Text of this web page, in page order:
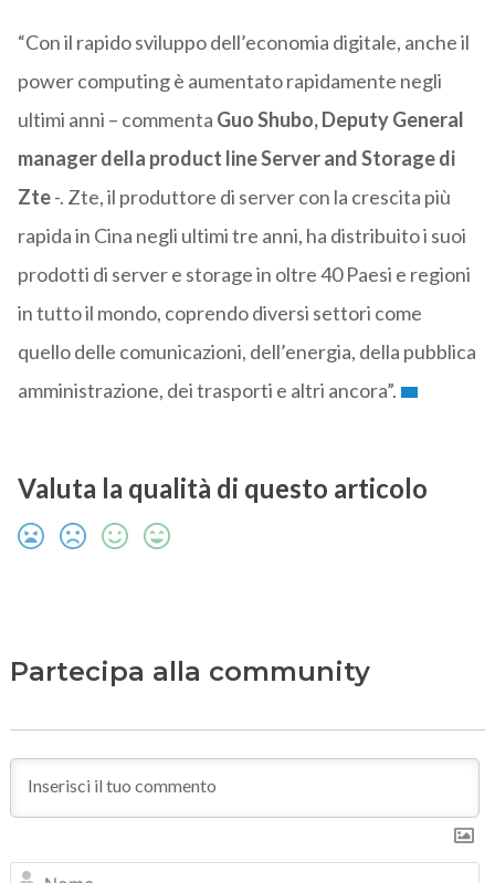
“Con il rapido sviluppo dell’economia digitale, anche il
power computing è aumentato rapidamente negli
ultimi anni – commenta Guo Shubo, Deputy General
manager della product line Server and Storage di
Zte-. Zte, il produttore di server con la crescita più
rapida in Cina negli ultimi tre anni, ha distribuito i suoi
prodotti di server e storage in oltre 40 Paesi e regioni
in tutto il mondo, coprendo diversi settori come
quello delle comunicazioni, dell’energia, della pubblica
amministrazione, dei trasporti e altri ancora”.
Valuta la qualità di questo articolo
Partecipa alla community